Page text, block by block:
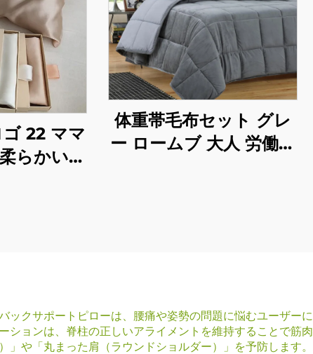
22 ママ
らかい枕
体重帯毛布セット グレ
ー ロームブ 大人 労働療
ックサポートピローは、腰痛や姿勢の問題に悩むユーザ
ションは、脊柱の正しいアライメントを維持することで
」や「丸まった肩（ラウンドショルダー）」を予防しま